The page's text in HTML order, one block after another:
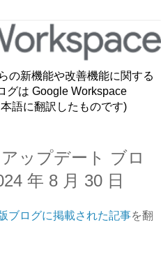
の新機能や改善機能に関する
グは Google Workspace
語に翻訳したものです)
ップデート ブロ
年 8 月 30 日
ブログに掲載された記事を翻